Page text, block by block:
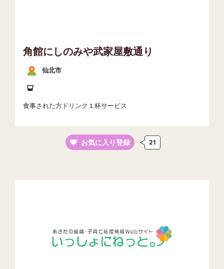
角館にしのみや武家屋敷通り
仙北市
食事された方ドリンク１杯サービス
お気に入り登録 21